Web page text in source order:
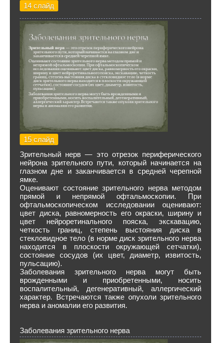
14 слайд
15 слайд
Зрительный нерв — это отрезок периферического
нейрона зрительного пути, который начинается на
глазном дне и заканчивается в средней черепной
ямке.
Оценивают состояние зрительного нерва методом
прямой и непрямой офтальмоскопии. При
офтальмоскопическом исследовании оценивают:
цвет диска, равномерность его окраски, ширину и
цвет нейроретинального пояска, экскавацию,
четкость границ, степень выстояния диска в
стекловидное тело (в норме диск зрительного нерва
находится в плоскости окружающей сетчатки),
состояние сосудов (их цвет, диаметр, извитость,
пульсацию).
Заболевания зрительного нерва могут быть
врожденными и приобретенными, носить
воспалительный, дегенеративный, аллергический
характер. Встречаются также опухоли зрительного
нерва и аномалии его развития.
Заболевания зрительного нерва